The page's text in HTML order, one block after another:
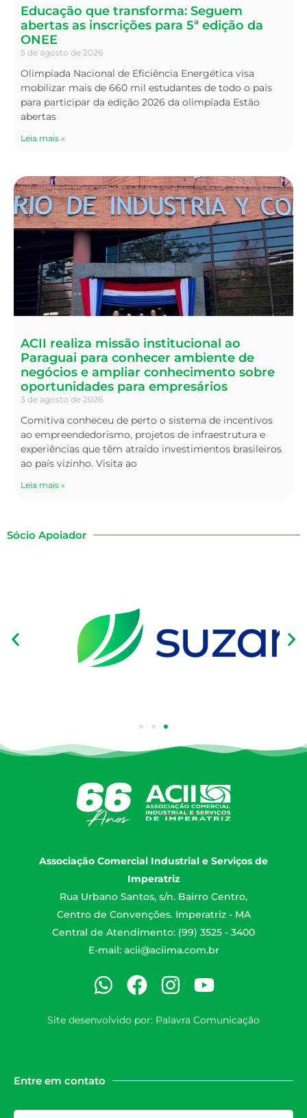
Educação que transforma: Seguem
abertas as inscrições para 5ª edição da
ONEE
5 de agosto de 2026
Olimpíada Nacional de Eficiência Energética visa
mobilizar mais de 660 mil estudantes de todo o país
para participar da edição 2026 da olimpíada Estão
abertas
Leia mais »
ACII realiza missão institucional ao
Paraguai para conhecer ambiente de
negócios e ampliar conhecimento sobre
oportunidades para empresários
3 de agosto de 2026
Comitiva conheceu de perto o sistema de incentivos
ao empreendedorismo, projetos de infraestrutura e
experiências que têm atraído investimentos brasileiros
ao país vizinho. Visita ao
Leia mais »
Sócio Apoiador
Associação Comercial Industrial e Serviços de
Imperatriz
Rua Urbano Santos, s/n. Bairro Centro,
Centro de Convenções. Imperatriz - MA
Central de Atendimento: (99) 3525 - 3400
E-mail: acii@aciima.com.br
Site desenvolvido por: Palavra Comunicação
Entre em contato